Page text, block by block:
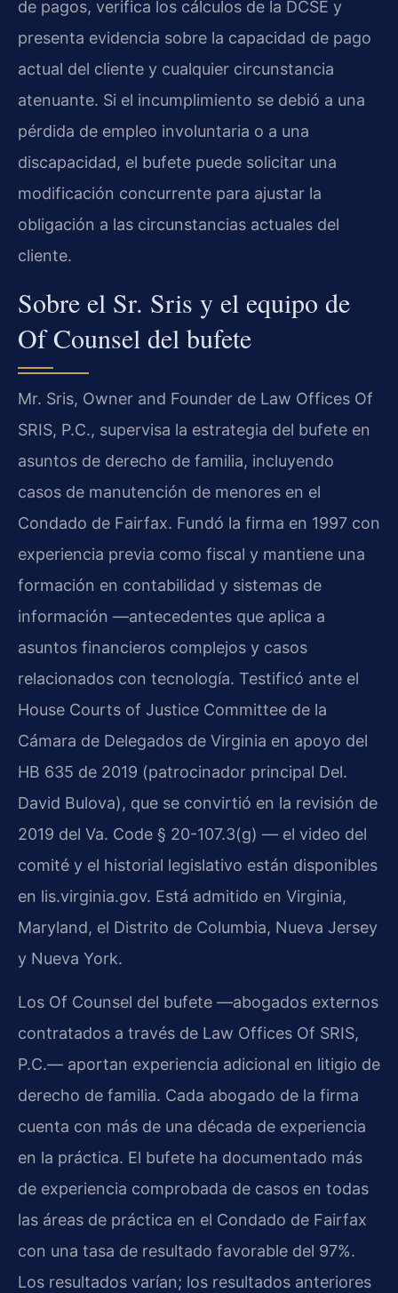
de pagos, verifica los cálculos de la DCSE y
presenta evidencia sobre la capacidad de pago
actual del cliente y cualquier circunstancia
atenuante. Si el incumplimiento se debió a una
pérdida de empleo involuntaria o a una
discapacidad, el bufete puede solicitar una
modificación concurrente para ajustar la
obligación a las circunstancias actuales del
cliente.
Sobre el Sr. Sris y el equipo de
Of Counsel del bufete
Mr. Sris, Owner and Founder de Law Offices Of
SRIS, P.C., supervisa la estrategia del bufete en
asuntos de derecho de familia, incluyendo
casos de manutención de menores en el
Condado de Fairfax. Fundó la firma en 1997 con
experiencia previa como fiscal y mantiene una
formación en contabilidad y sistemas de
información —antecedentes que aplica a
asuntos financieros complejos y casos
relacionados con tecnología. Testificó ante el
House Courts of Justice Committee de la
Cámara de Delegados de Virginia en apoyo del
HB 635 de 2019 (patrocinador principal Del.
David Bulova), que se convirtió en la revisión de
2019 del Va. Code § 20-107.3(g) — el video del
comité y el historial legislativo están disponibles
en lis.virginia.gov. Está admitido en Virginia,
Maryland, el Distrito de Columbia, Nueva Jersey
y Nueva York.
Los Of Counsel del bufete —abogados externos
contratados a través de Law Offices Of SRIS,
P.C.— aportan experiencia adicional en litigio de
derecho de familia. Cada abogado de la firma
cuenta con más de una década de experiencia
en la práctica. El bufete ha documentado más
de experiencia comprobada de casos en todas
las áreas de práctica en el Condado de Fairfax
con una tasa de resultado favorable del 97%.
Los resultados varían; los resultados anteriores